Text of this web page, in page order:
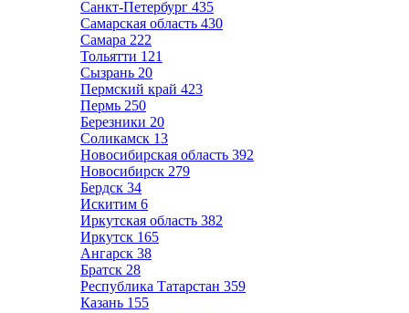
Санкт-Петербург 435
Самарская область 430
Самара 222
Тольятти 121
Сызрань 20
Пермский край 423
Пермь 250
Березники 20
Соликамск 13
Новосибирская область 392
Новосибирск 279
Бердск 34
Искитим 6
Иркутская область 382
Иркутск 165
Ангарск 38
Братск 28
Республика Татарстан 359
Казань 155